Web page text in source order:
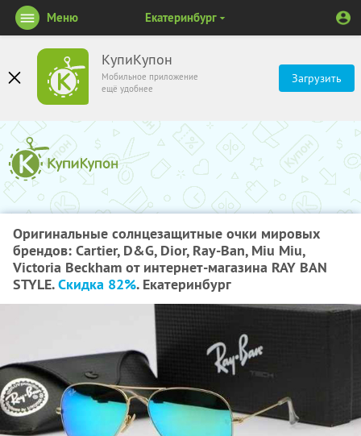
КупиКупон
Мобильное приложение
ещё удобнее
Загрузить
Меню Екатеринбург
Оригинальные солнцезащитные очки мировых
брендов: Cartier, D&G, Dior, Ray-Ban, Miu Miu,
Victoria Beckham от интернет-магазина RAY BAN
STYLE.Скидка 82%. Екатеринбург